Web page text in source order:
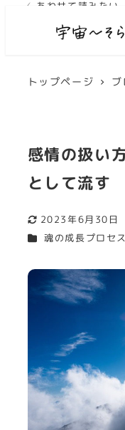
トップページ ブ
感情の扱い
として流す
更新日
2023年6月30日
カテゴリー
魂の成長プロセス
✓ あわせて読みたい